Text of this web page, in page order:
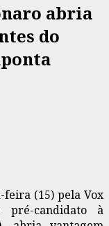
abria
do
(15) pela Vox
candidato à